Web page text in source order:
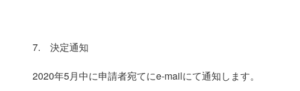
7. 決定通知
2020年5月中に申請者宛てにe-mailにて通知します。